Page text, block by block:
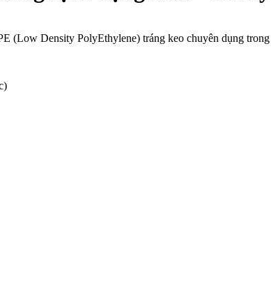
(Low Density PolyEthylene) tráng keo chuyên dụng